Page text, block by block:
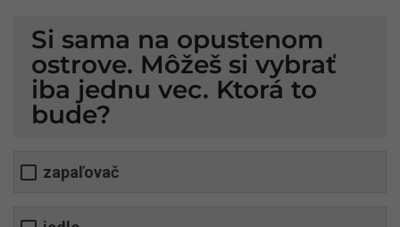
Si sama na opustenom
ostrove. Môžeš si vybrať
iba jednu vec. Ktorá to
bude?
zapaľovač